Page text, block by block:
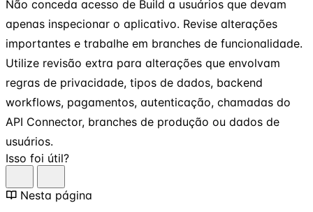
Não conceda acesso de Build a usuários que devam
apenas inspecionar o aplicativo. Revise alterações
importantes e trabalhe em branches de funcionalidade.
Utilize revisão extra para alterações que envolvam
regras de privacidade, tipos de dados, backend
workflows, pagamentos, autenticação, chamadas do
API Connector, branches de produção ou dados de
usuários.
Isso foi útil?
Nesta página